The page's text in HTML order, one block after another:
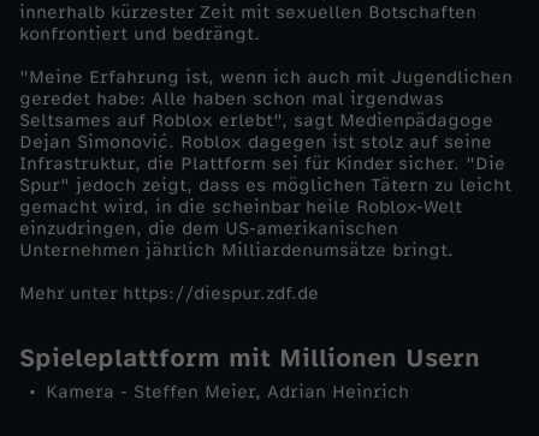
R
o
b
l
o
x
-
innerhalb kürzester Zeit mit sexuellen Botschaften
konfrontiert und bedrängt.
"Meine Erfahrung ist, wenn ich auch mit Jugendlichen
geredet habe: Alle haben schon mal irgendwas
Seltsames auf Roblox erlebt", sagt Medienpädagoge
Dejan Simonović. Roblox dagegen ist stolz auf seine
Infrastruktur, die Plattform sei für Kinder sicher. "Die
Spur" jedoch zeigt, dass es möglichen Tätern zu leicht
gemacht wird, in die scheinbar heile Roblox-Welt
einzudringen, die dem US-amerikanischen
Unternehmen jährlich Milliardenumsätze bringt.
Mehr unter https://diespur.zdf.de
Spieleplattform mit Millionen Usern
Kamera - Steffen Meier, Adrian Heinrich